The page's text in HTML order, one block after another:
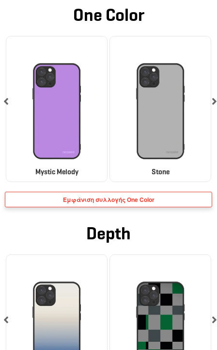
One Color
Mystic Melody Stone
Εμφάνιση συλλογής One Color
Depth